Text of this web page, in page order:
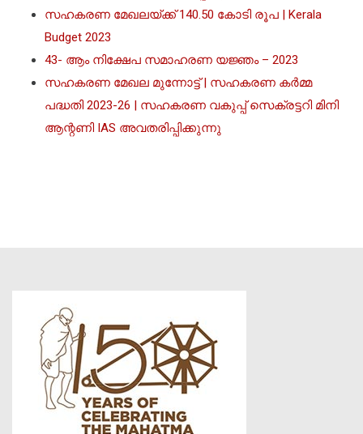
സഹകരണ മേഖലയ്ക്ക് 140.50 കോടി രൂപ | Kerala
Budget 2023
43- ആം നിക്ഷേപ സമാഹരണ യജ്ഞം – 2023
സഹകരണ മേഖല മുന്നോട്ട് | സഹകരണ കർമ്മ
പദ്ധതി 2023-26 | സഹകരണ വകുപ്പ് സെക്രട്ടറി മിനി
ആന്റണി IAS അവതരിപ്പിക്കുന്നു